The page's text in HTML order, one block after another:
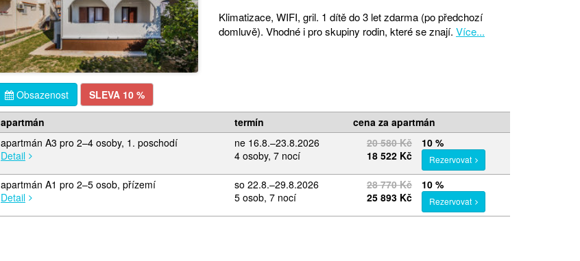
Klimatizace, WIFI, gril. 1 dítě do 3 let zdarma (po předchozí
domluvě). Vhodné i pro skupiny rodin, které se znají. Více...
Obsazenost
SLEVA 10 %
apartmán
termín
cena za apartmán
apartmán A3 pro 2–4 osoby, 1. poschodí
Detail
ne 16.8.–23.8.2026
4 osoby, 7 nocí
20 580 Kč
18 522 Kč
10 %
Rezervovat
apartmán A1 pro 2–5 osob, přízemí
Detail
so 22.8.–29.8.2026
5 osob, 7 nocí
28 770 Kč
25 893 Kč
10 %
Rezervovat